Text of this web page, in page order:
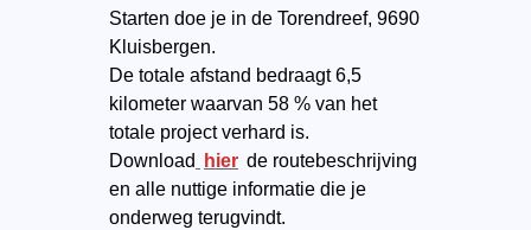
Starten doe je in de Torendreef, 9690
Kluisbergen.
De totale afstand bedraagt 6,5
kilometer waarvan 58 % van het
totale project verhard is.
Download
hier de routebeschrijving
en alle nuttige informatie die je
onderweg terugvindt.